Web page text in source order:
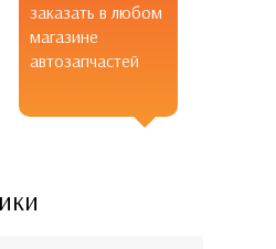
заказать в любом
магазине
автозапчастей